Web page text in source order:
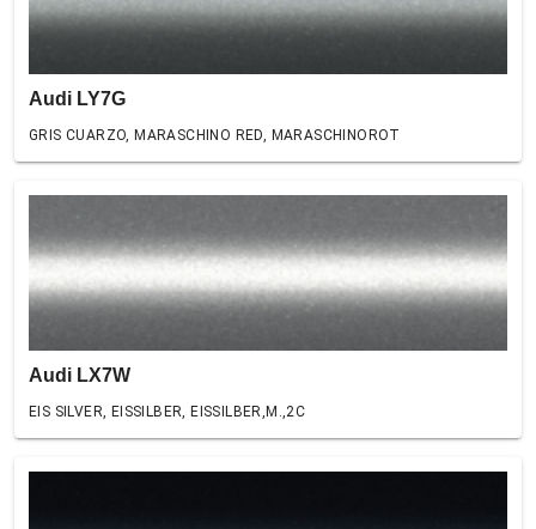
Audi LY7G
GRIS CUARZO, MARASCHINO RED, MARASCHINOROT
Audi LX7W
EIS SILVER, EISSILBER, EISSILBER,M.,2C